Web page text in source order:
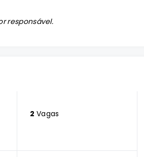
responsável.
2 Vagas